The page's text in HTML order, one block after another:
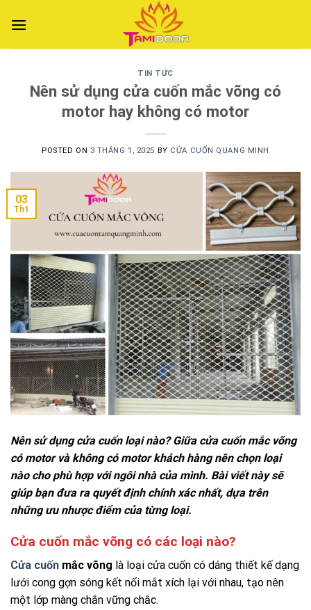
TIN TỨC
Nên sử dụng cửa cuốn mắc võng có
motor hay không có motor
POSTED ON 3 THÁNG 1, 2025 BY CỬA CUỐN QUANG MINH
03
Th1
Nên sử dụng cửa cuốn loại nào? Giữa cửa cuốn mắc võng
có motor và không có motor khách hàng nên chọn loại
nào cho phù hợp với ngôi nhà của mình. Bài viết này sẽ
giúp bạn đưa ra quyết định chính xác nhất, dựa trên
những ưu nhược điểm của từng loại.
Cửa cuốn mắc võng có các loại nào?
Cửa cuốn mắc võng là loại cửa cuốn có dáng thiết kế dạng
lưới cong gợn sóng kết nối mắt xích lại với nhau, tạo nên
một lớp màng chắn vững chắc.